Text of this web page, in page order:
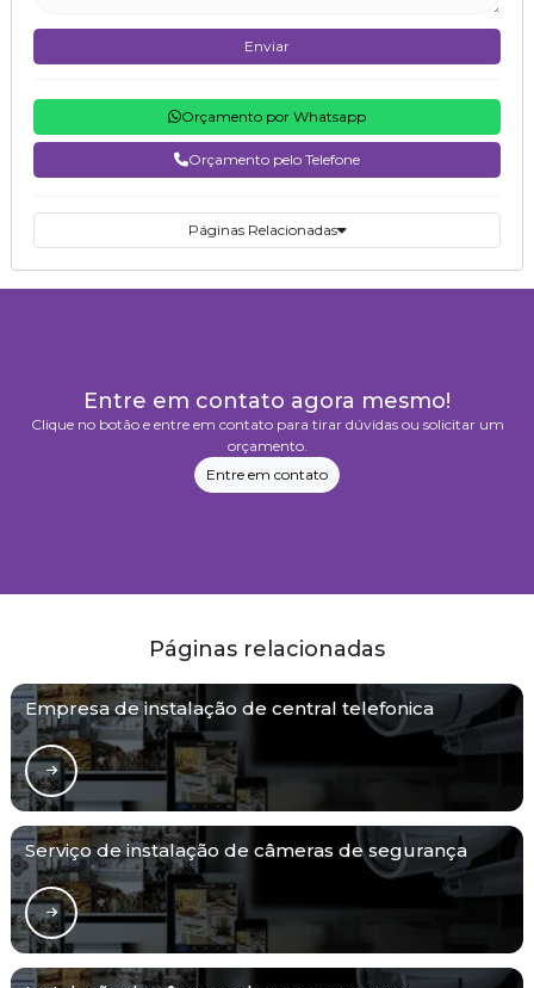
Enviar
Orçamento por Whatsapp
Orçamento pelo Telefone
Páginas Relacionadas
Entre em contato agora mesmo!
Clique no botão e entre em contato para tirar dúvidas ou solicitar um
orçamento.
Entre em contato
Páginas relacionadas
Empresa de instalação de central telefonica
Serviço de instalação de câmeras de segurança